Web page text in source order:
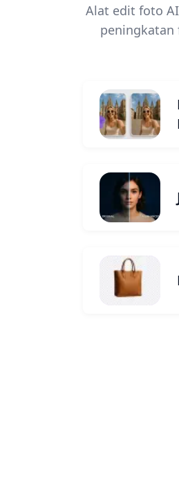
Alat edit foto
peningkatan